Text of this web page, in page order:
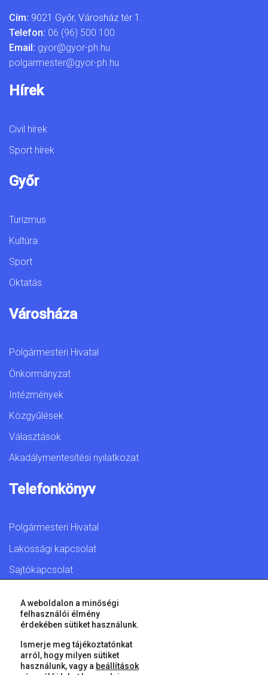
Cím: 9021 Győr, Városház tér 1.
Telefon: 06 (96) 500 100
Email: gyor@gyor-ph.hu
polgarmester@gyor-ph.hu
Hírek
Civil hírek
Sport hírek
Győr
Turizmus
Kultúra
Sport
Oktatás
Városháza
Polgármesteri Hivatal
Önkormányzat
Intézmények
Közgyűlések
Választások
Akadálymentesítési nyilatkozat
Telefonkönyv
Polgármesteri Hivatal
Lakossági kapcsolat
Sajtókapcsolat
© 2026 Győr Megyei Jogú Város • Minden jog fenntartva!
A weboldalon a minőségi
felhasználói élmény
érdekében sütiket használunk.
Ismerje meg tájékoztatónkat
arról, hogy milyen sütiket
használunk, vagy a beállítások